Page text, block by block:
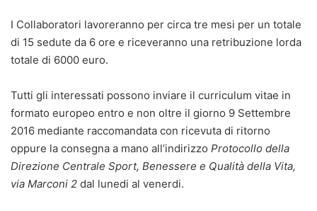
I Collaboratori lavoreranno per circa tre mesi per un totale
di 15 sedute da 6 ore e riceveranno una retribuzione lorda
totale di 6000 euro.
Tutti gli interessati possono inviare il curriculum vitae in
formato europeo entro e non oltre il giorno 9 Settembre
2016 mediante raccomandata con ricevuta di ritorno
oppure la consegna a mano all’indirizzo Protocollo della
Direzione Centrale Sport, Benessere e Qualità della Vita,
via Marconi 2 dal lunedi al venerdi.